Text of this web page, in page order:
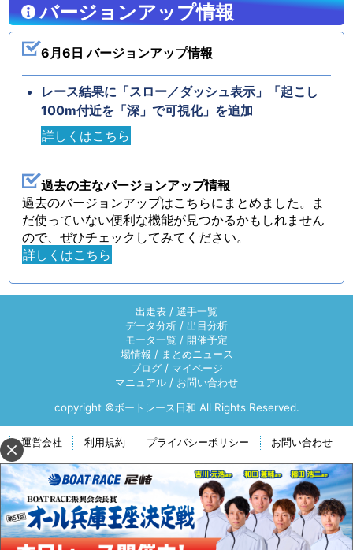
バージョンアップ情報
6月6日 バージョンアップ情報
レース結果に「スロー／ダッシュ表示」「起こし
100m付近を「深」で可視化」を追加
詳しくはこちら
過去の主なバージョンアップ情報
過去のバージョンアップはこちらにまとめました。ま
だ使っていない便利な機能が見つかるかもしれません
ので、ぜひチェックしてみてください。
詳しくはこちら
出走表 / 選手一覧
データ分析 / 出目分析
モータ一覧 / 開催予定
場情報 / まとめニュース
ブログ/ マイページ
マニュアル / お問い合わせ
copyright ©ボートレース日和 All Rights Reserved.
運営会社 利用規約 プライバシーポリシー お問い合わせ